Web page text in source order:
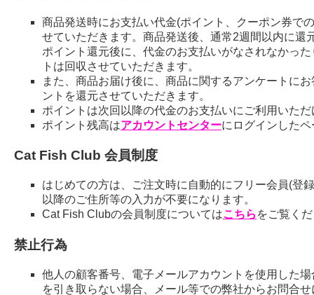
商品発送時にお支払い代金(ポイント、クーポン券で
せていただきます。商品発送後、通常2週間以内に還
ポイント還元後に、代金のお支払いがなされなかっ
トは回収させていただきます。
また、商品お届け後に、商品に関するアンケートに
ントを還元させていただきます。
ポイントは次回以降の代金のお支払いにご利用いた
ポイント残高はアカウントセンターにログインした
Cat Fish Club 会員制度
はじめての方は、ご注文時に自動的にフリー会員(登
以降のご住所等の入力が不要になります。
Cat Fish Clubの会員制度についてはこちら をご覧く
禁止行為
他人の顧客番号、電子メールアカウントを使用した
を引き取らない場合、メール等での弊社からお問合